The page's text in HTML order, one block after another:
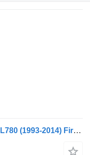
Volvo FH12, FH16, NH12, FH, VNL780 (1993-2014) Firestone FH12 1-seeria (01.93-12.02)